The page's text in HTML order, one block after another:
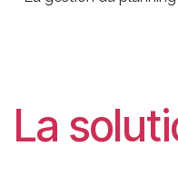
La